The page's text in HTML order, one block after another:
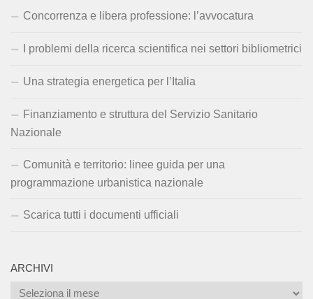
Concorrenza e libera professione: l’avvocatura
I problemi della ricerca scientifica nei settori bibliometrici
Una strategia energetica per l’Italia
Finanziamento e struttura del Servizio Sanitario
Nazionale
Comunità e territorio: linee guida per una
programmazione urbanistica nazionale
Scarica tutti i documenti ufficiali
ARCHIVI
Archivi